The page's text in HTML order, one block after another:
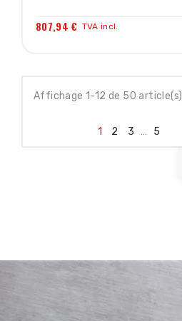
807,94 € TVA incl.
Affichage 1-12 de 50 article(s)
1 2 3 … 5